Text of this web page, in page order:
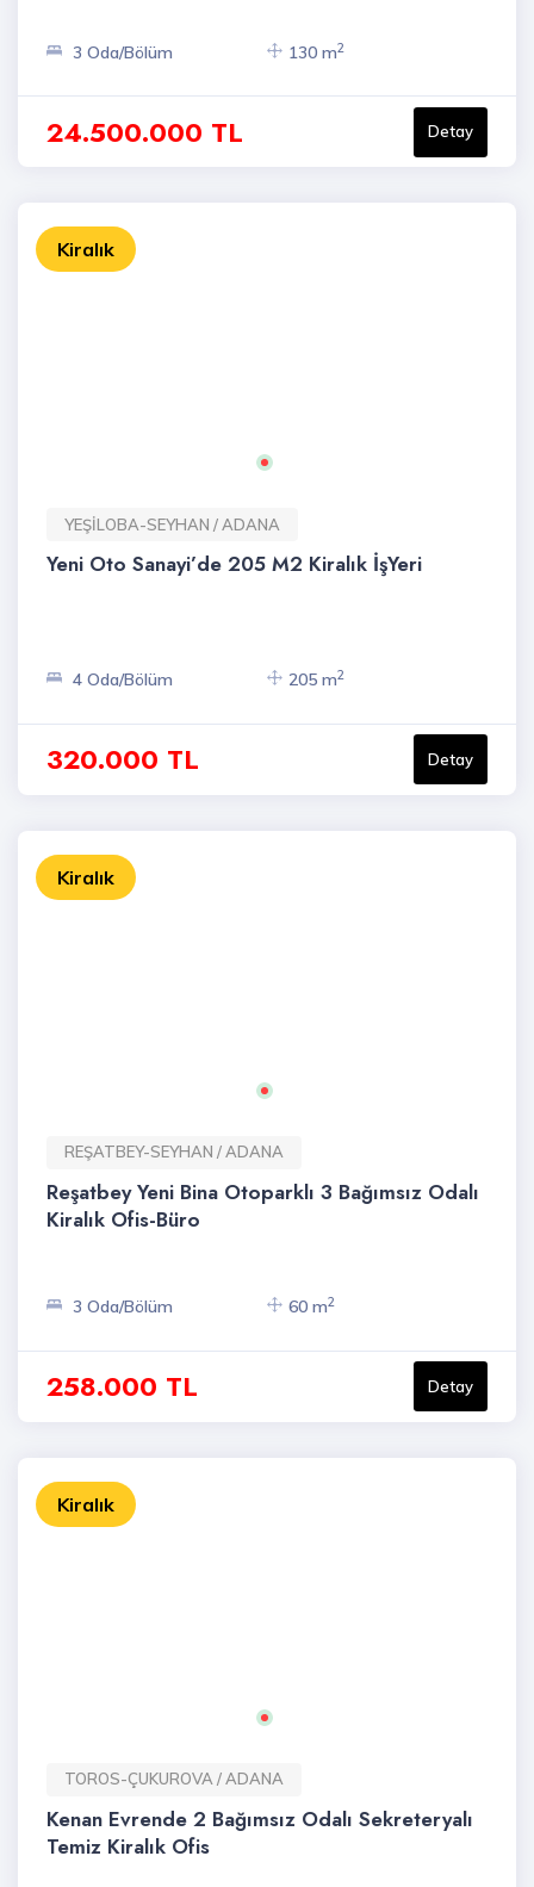
3 Oda/Bölüm 130 m2
24.500.000 TL Detay
Kiralık
YEŞİLOBA-SEYHAN / ADANA
Yeni Oto Sanayi’de 205 M2 Kiralık İşYeri
4 Oda/Bölüm 205 m2
320.000 TL Detay
Kiralık
REŞATBEY-SEYHAN / ADANA
Reşatbey Yeni Bina Otoparklı 3 Bağımsız Odalı
Kiralık Ofis-Büro
3 Oda/Bölüm 60 m2
258.000 TL Detay
Kiralık
TOROS-ÇUKUROVA / ADANA
Kenan Evrende 2 Bağımsız Odalı Sekreteryalı
Temiz Kiralık Ofis